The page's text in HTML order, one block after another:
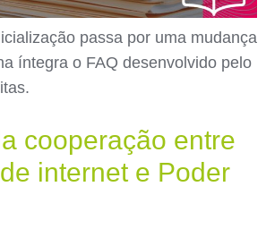
passa por uma mudança
íntegra o FAQ desenvolvido pelo
cooperação entre
internet e Poder